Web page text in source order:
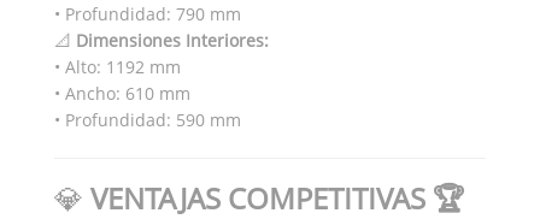
• Profundidad: 790 mm
📐 Dimensiones Interiores:
• Alto: 1192 mm
• Ancho: 610 mm
• Profundidad: 590 mm
💎 VENTAJAS COMPETITIVAS 🏆